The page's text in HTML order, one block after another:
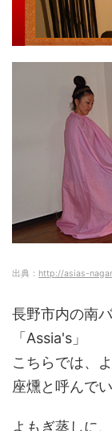
出典： http://asias-
長野市内の南
「Assia's」
こちらでは、
座燻と呼んでい
よもぎ蒸しに